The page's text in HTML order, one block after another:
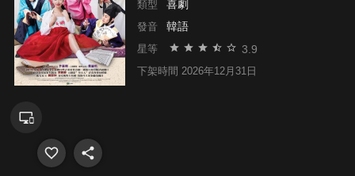
類型 喜劇
發音 韓語
星等 3.9
下架時間 2026年12月31日